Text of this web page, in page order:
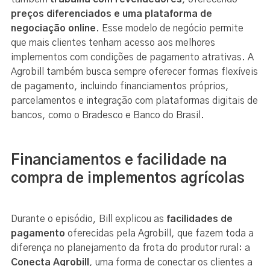
preços diferenciados e uma plataforma de
negociação online. Esse modelo de negócio permite
que mais clientes tenham acesso aos melhores
implementos com condições de pagamento atrativas. A
Agrobill também busca sempre oferecer formas flexíveis
de pagamento, incluindo financiamentos próprios,
parcelamentos e integração com plataformas digitais de
bancos, como o Bradesco e Banco do Brasil.
Financiamentos e facilidade na
compra de implementos agrícolas
Durante o episódio, Bill explicou as facilidades de
pagamento oferecidas pela Agrobill, que fazem toda a
diferença no planejamento da frota do produtor rural: a
Conecta Agrobill
, uma forma de conectar os clientes a